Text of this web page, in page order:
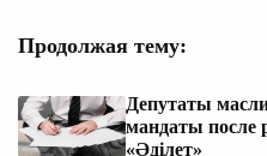
Продолжая тему:
Депутаты
мандаты после
«Әділет»